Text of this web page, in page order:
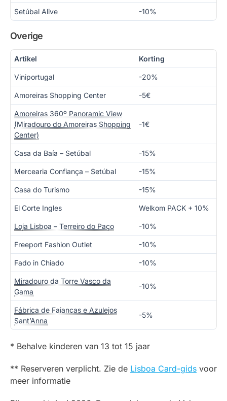
Setúbal Alive -10%
Overige
Artikel Korting
Viniportugal -20%
Amoreiras Shopping Center -5€
Amoreiras 360º Panoramic View
(Miradouro do Amoreiras Shopping
Center)
-1€
Casa da Baía – Setúbal -15%
Mercearia Confiança – Setúbal -15%
Casa do Turismo -15%
El Corte Ingles Welkom PACK + 10%
Loja Lisboa – Terreiro do Paço -10%
Freeport Fashion Outlet -10%
Fado in Chiado -10%
Miradouro da Torre Vasco da
Gama
-10%
Fábrica de Faianças e Azulejos
Sant’Anna
-5%
* Behalve kinderen van 13 tot 15 jaar
** Reserveren verplicht. Zie de Lisboa Card-gids voor
meer informatie